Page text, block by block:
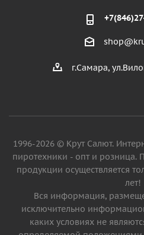
г.Самара,
1996-2026 © Крут Салют.
пиротехники - опт и розница.
продукции осуществляется
лет!
Вся информация,
исключительно
каких условиях не